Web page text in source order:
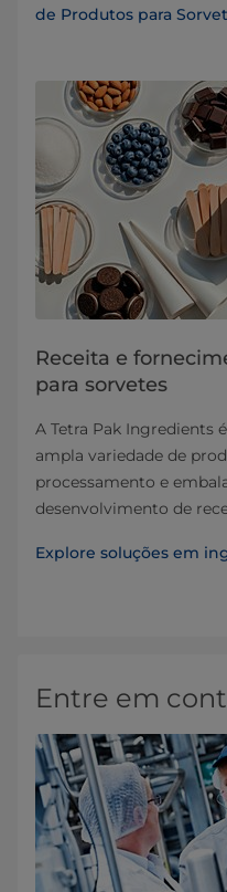
de Produtos para
Receita e
para sorvetes
A Tetra Pak Ingredients
ampla variedade de
processamento e
desenvolvimento de
Explore soluções em
Entre em